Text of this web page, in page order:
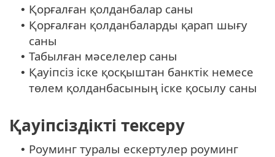
• Қорғалған қолданбалар саны
• Қорғалған қолданбаларды қарап шығу
саны
• Табылған мәселелер саны
• Қауіпсіз іске қосқыштан банктік немесе
төлем қолданбасының іске қосылу саны
Қауіпсіздікті тексеру
• Роуминг туралы ескертулер роуминг